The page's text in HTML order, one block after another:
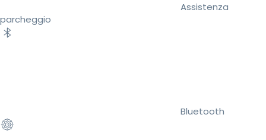
Assistenza
parcheggio
Bluetooth